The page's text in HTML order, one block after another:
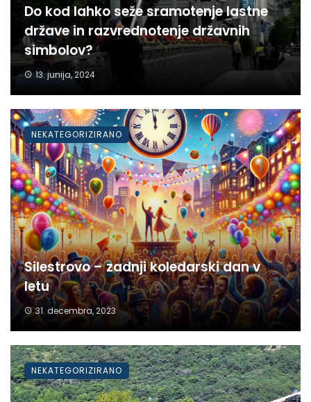
Do kod lahko seže sramotenje lastne
države in razvrednotenje državnih
simbolov?
13. junija, 2024
Silestrovo – zadnji koledarski dan v
letu
31. decembra, 2023
NEKATEGORIZIRANO
NEKATEGORIZIRANO